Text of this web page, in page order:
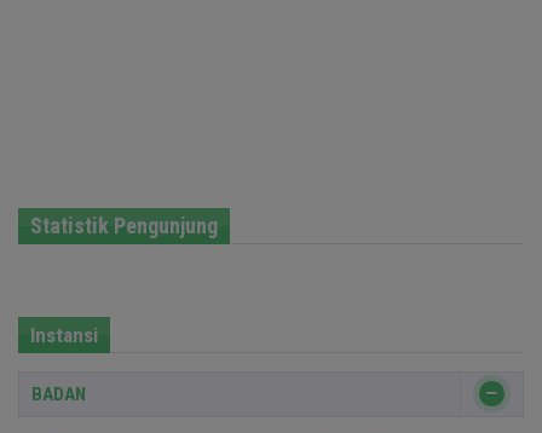
Statistik Pengunjung
Instansi
BADAN